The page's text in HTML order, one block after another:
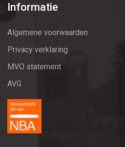
Informatie
Algemene voorwaarden
Privacy verklaring
MVO statement
AVG